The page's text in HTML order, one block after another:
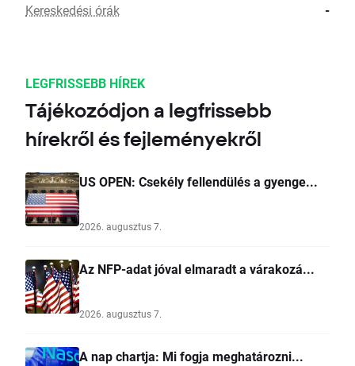
Kereskedési órák -
LEGFRISSEBB HÍREK
Tájékozódjon a legfrissebb
hírekről és fejleményekről
US OPEN: Csekély fellendülés a gyenge...
2026. augusztus 7.
Az NFP-adat jóval elmaradt a várakozá...
2026. augusztus 7.
A nap chartja: Mi fogja meghatározni...